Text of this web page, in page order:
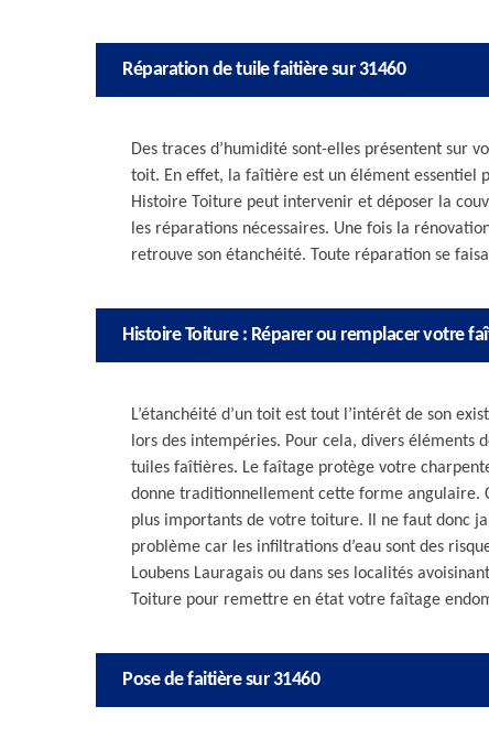
Réparation de tuile faitière sur 31460
Des traces d’humidité sont-elles présentent sur
toit. En effet, la faîtière est un élément essentiel
Histoire Toiture peut intervenir et déposer la
les réparations nécessaires. Une fois la
retrouve son étanchéité. Toute réparation se
Histoire Toiture : Réparer ou remplacer votre
L’étanchéité d’un toit est tout l’intérêt de son
lors des intempéries. Pour cela, divers
tuiles faîtières. Le faîtage protège votre
donne traditionnellement cette forme angulaire.
plus importants de votre toiture. Il ne faut donc
problème car les infiltrations d’eau sont des
Loubens Lauragais ou dans ses localités
Toiture pour remettre en état votre faîtage
Pose de faitière sur 31460